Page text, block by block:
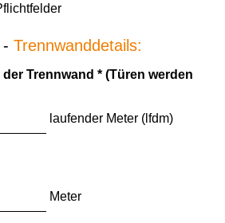
Trennwanddetails:
Trennwand * (Türen werden
laufender Meter (lfdm)
Meter